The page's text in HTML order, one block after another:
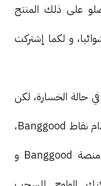
على ذلك المنتج
عشوائيا، و لكما إشتركت
حالة الخسارة، لكن
أجمل شيئ انه يمكنك الولوج بإستخدام نقاط Banggood،
أي إن إشتريت منتجا يوما ما من منصة Banggood و